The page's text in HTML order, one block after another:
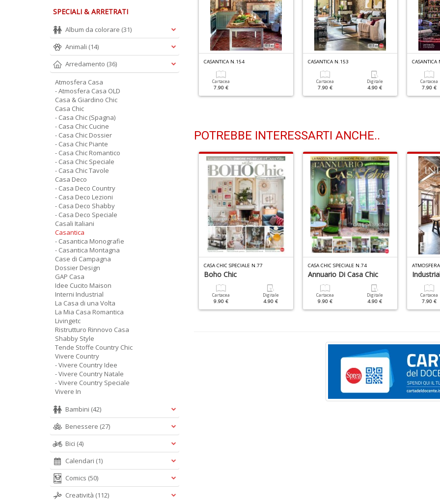
Digitale
4.90 €
CASANTICA N.140
Casantica
Cartacea
7.50 €
CASANTICA N.154
Cartacea
7.90 €
CASANTICA N.153
Cartacea
7.90 €
Digitale
4.90 €
CASANTICA
Cartacea
7.90 €
POTREBBE INTERESSARTI ANCHE..
CHIC ROMANTICO N.1
Digitale
4.90 €
ATMOSFERA CASA N.5
7.90 €
CASA CHIC SPECIALE N.77
Boho Chic
Cartacea
9.90 €
Digitale
4.90 €
CASA CHIC SPECIALE N.74
Annuario Di Casa Chic
Cartacea
9.90 €
Digitale
4.90 €
Cartacea
7.90 €
SPECIALI & ARRETRATI
Album da colorare (31)
Animali (14)
Arredamento (36)
Atmosfera Casa
- Atmosfera Casa OLD
Casa & Giardino Chic
Casa Chic
- Casa Chic (Spagna)
- Casa Chic Cucine
- Casa Chic Dossier
- Casa Chic Piante
- Casa Chic Romantico
- Casa Chic Speciale
- Casa Chic Tavole
Casa Deco
- Casa Deco Country
- Casa Deco Lezioni
- Casa Deco Shabby
- Casa Deco Speciale
Casali Italiani
Casantica
- Casantica Monografie
- Casantica Montagna
Case di Campagna
Dossier Design
GAP Casa
Idee Cucito Maison
Interni Industrial
La Casa di una Volta
La Mia Casa Romantica
Livingetc
Ristrutturo Rinnovo Casa
Shabby Style
Tende Stoffe Country Chic
Vivere Country
- Vivere Country Idee
- Vivere Country Natale
- Vivere Country Speciale
Vivere In
Bambini (42)
Benessere (27)
Bici (4)
Calendari (1)
Comics (50)
Creatività (112)